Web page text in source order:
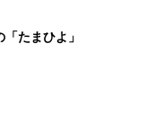
たまひよ」